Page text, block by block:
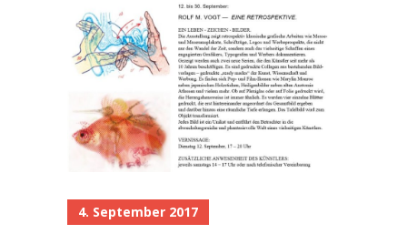
4. September 2017